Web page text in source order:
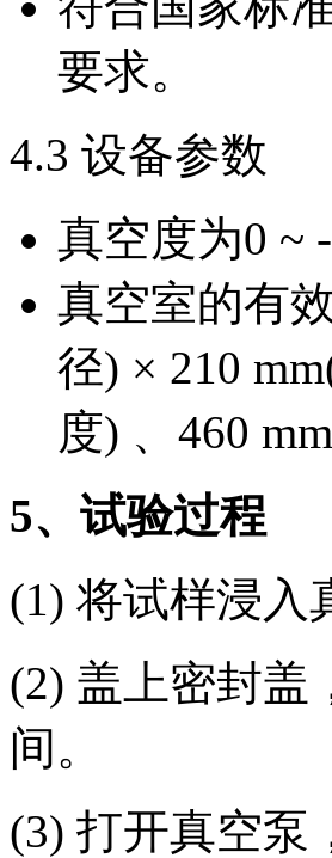
要求。
4.3 设备参数
真空度为0 ~ -
真空室的有
径) × 210
度) 、460
5、试验过程
(1) 将试样浸入
(2) 盖上密封盖
间。
(3) 打开真空泵